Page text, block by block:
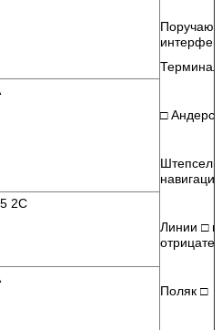
□
Линии □
Поляк □
2С